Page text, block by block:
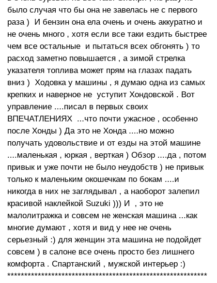
было случая что бы она не завелась не с первого
раза ) И бензин она ела очень и очень аккуратно и
не очень много , хотя если все таки ездить быстрее
чем все остальные и пытаться всех обгонять ) то
расход заметно повышается , а зимой стрелка
указателя топлива может прям на глазах падать
вниз ) Ходовка у машины , я думаю одна из самых
крепких и наверное не уступит Хондовской . Вот
управление ....писал в первых своих
ВПЕЧАТЛЕНИЯХ ...что почти ужасное , особенно
после Хонды ) Да это не Хонда ....но можно
получать удовольствие и от езды на этой машине
....маленькая , юркая , верткая ) Обзор ....да , потом
привык и уже почти не было неудобств ) не привык
только к маленьким окошечкам по бокам ....и
никогда в них не заглядывал , а наоборот залепил
красивой наклейкой Suzuki ))) И , это не
малолитражка и совсем не женская машина ...как
многие думают , хотя и вид у нее не очень
серьезный :) для женщин эта машина не подойдет
совсем ) в салоне все очень просто без лишнего
комфорта . Спартанский , мужской интерьер :)
***********************************************************